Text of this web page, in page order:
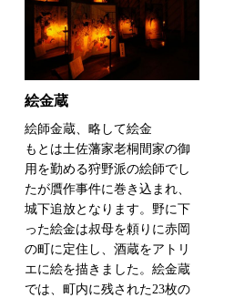
絵金蔵
絵師金蔵、略して絵金
もとは土佐藩家老桐間家の御
用を勤める狩野派の絵師でし
たが贋作事件に巻き込まれ、
城下追放となります。野に下
った絵金は叔母を頼りに赤岡
の町に定住し、酒蔵をアトリ
エに絵を描きました。絵金蔵
では、町内に残された23枚の